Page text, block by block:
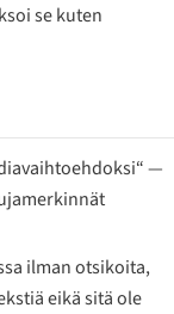
se kuten
—
ilman otsikoita,
eikä sitä ole